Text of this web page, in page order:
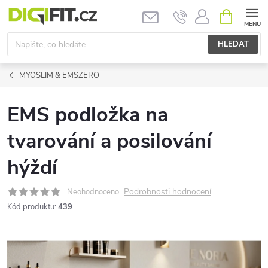
Přejít
obsah
HLEDAT
NÁKUPNÍ
KOŠÍK
MYOSLIM & EMSZERO
EMS podložka na
tvarování a posilování
hýždí
Neohodnoceno Podrobnosti hodnocení
Kód produktu: 439